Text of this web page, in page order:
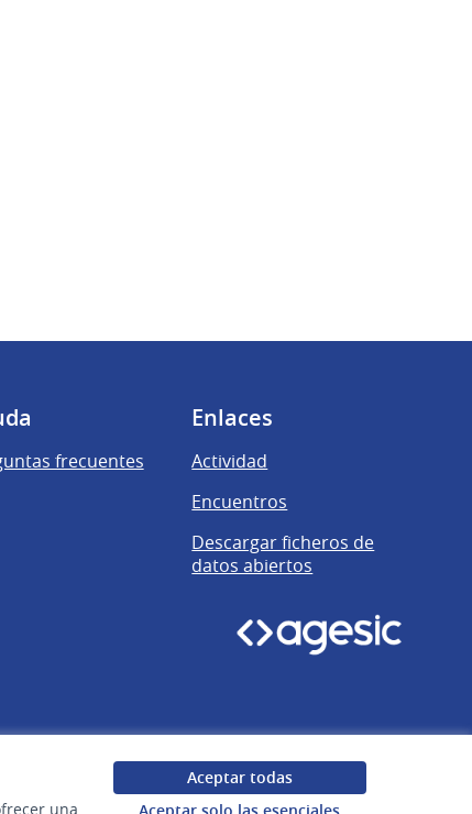
una
Aceptar todas
frecuentes
Enlaces
Actividad
Encuentros
Descargar ficheros de
datos abiertos